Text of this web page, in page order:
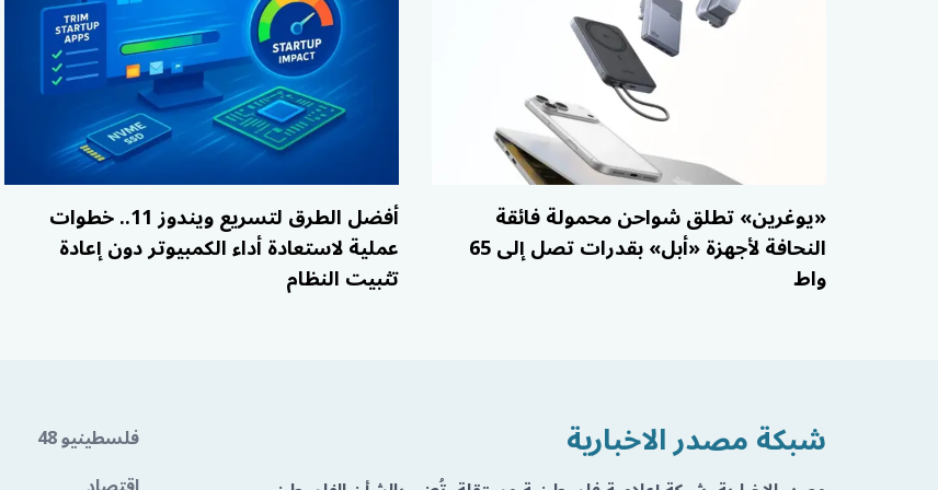
«يوغرين» تطلق شواحن محمولة فائقة
النحافة لأجهزة «أبل» بقدرات تصل إلى 65
واط
أفضل الطرق لتسريع ويندوز 11.. خطوات
عملية لاستعادة أداء الكمبيوتر دون إعادة
تثبيت النظام
شبكة مصدر الاخبارية فلسطينيو 48